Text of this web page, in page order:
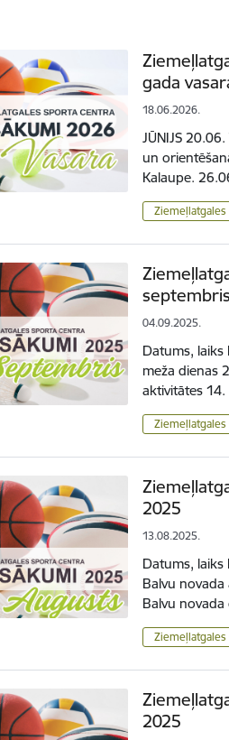
gada
18.06.2026.
JŪNIJS
un
Kalaupe.
04.09.2025.
Datums,
meža dienas
aktivitātes
2025
13.08.2025.
Datums,
Balvu
Balvu
2025